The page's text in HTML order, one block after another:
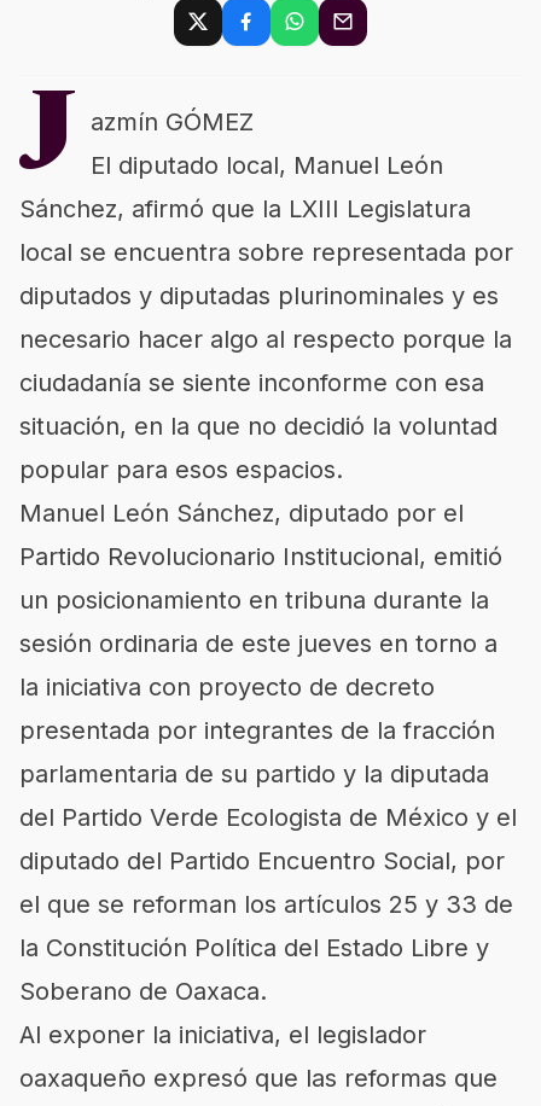
J
azmín GÓMEZ
El diputado local, Manuel León
Sánchez, afirmó que la LXIII Legislatura
local se encuentra sobre representada por
diputados y diputadas plurinominales y es
necesario hacer algo al respecto porque la
ciudadanía se siente inconforme con esa
situación, en la que no decidió la voluntad
popular para esos espacios.
Manuel León Sánchez, diputado por el
Partido Revolucionario Institucional, emitió
un posicionamiento en tribuna durante la
sesión ordinaria de este jueves en torno a
la iniciativa con proyecto de decreto
presentada por integrantes de la fracción
parlamentaria de su partido y la diputada
del Partido Verde Ecologista de México y el
diputado del Partido Encuentro Social, por
el que se reforman los artículos 25 y 33 de
la Constitución Política del Estado Libre y
Soberano de Oaxaca.
Al exponer la iniciativa, el legislador
oaxaqueño expresó que las reformas que